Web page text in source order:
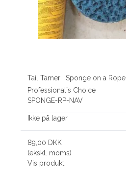
Tail Tamer | Sponge on a Rope
Professional´s Choice
SPONGE-RP-NAV
Ikke på lager
89,00 DKK
(ekskl. moms)
Vis produkt